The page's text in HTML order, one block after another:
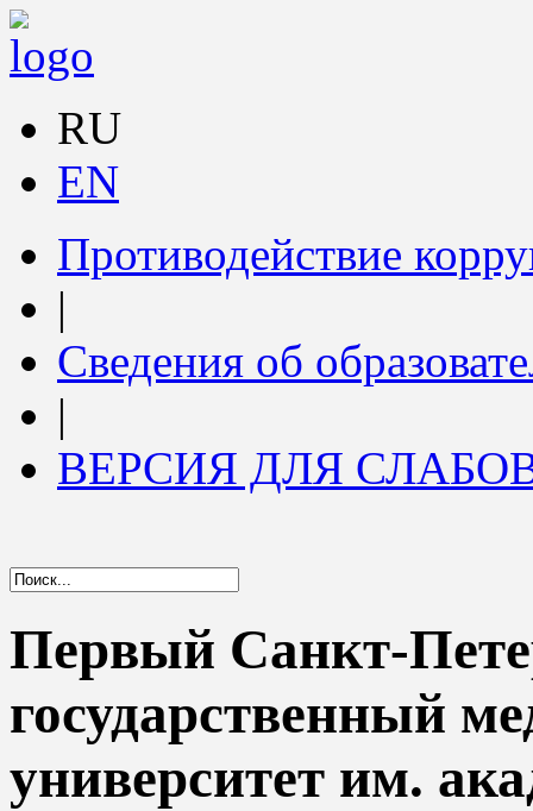
RU
EN
Противодействие
|
Сведения об
|
ВЕРСИЯ ДЛЯ
Первый Санкт-
государственный
университет им.